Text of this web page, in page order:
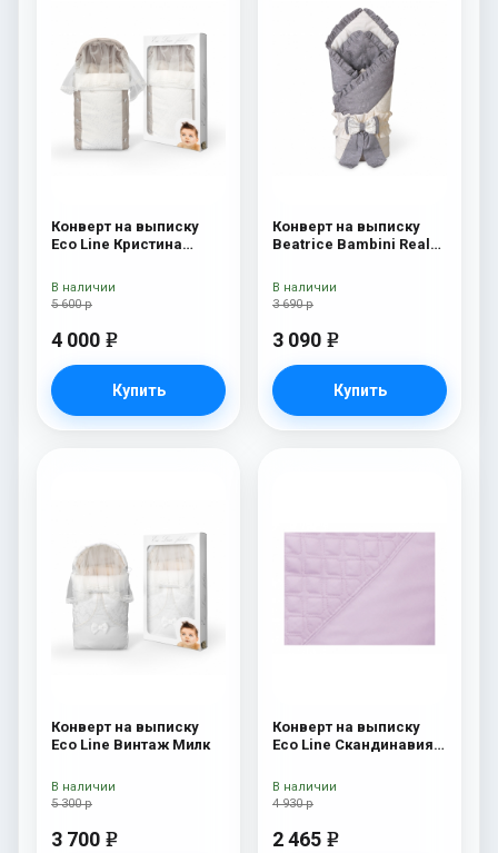
Конверт на выписку
Eco Line Кристина
5 600 р
4 000 e
Купить
В наличии
Конверт на выписку
Beatrice Bambini Reale
3 690 р
3 090 e
Купить
В наличии
Конверт на выписку
Eco Line Винтаж Милк
5 300 р
3 700 e
В наличии
Конверт на выписку
Eco Line Скандинавия
4 930 р
2 465 e
В наличии